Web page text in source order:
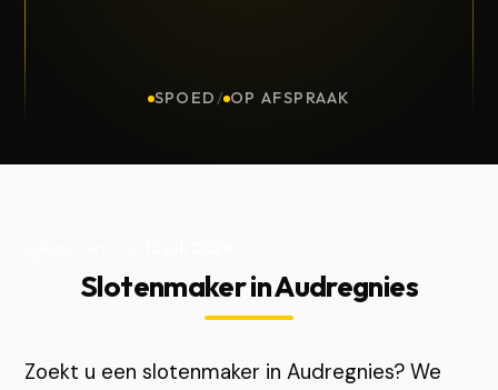
SPOED / OP AFSPRAAK
Slotenmaker in Audregnies
Zoekt u een slotenmaker in Audregnies? We